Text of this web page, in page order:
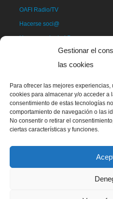
Gestionar el
las cookies
Para ofrecer las mejores
cookies para almacenar y/o acceder a
consentimiento de estas tecnologías
comportamiento de navegación o las
No consentir o retirar el
ciertas características y funciones.
OAFI Radio/TV
Hacerse soci@
Hacerse voluntari@
exclusiva y altruista por el artista